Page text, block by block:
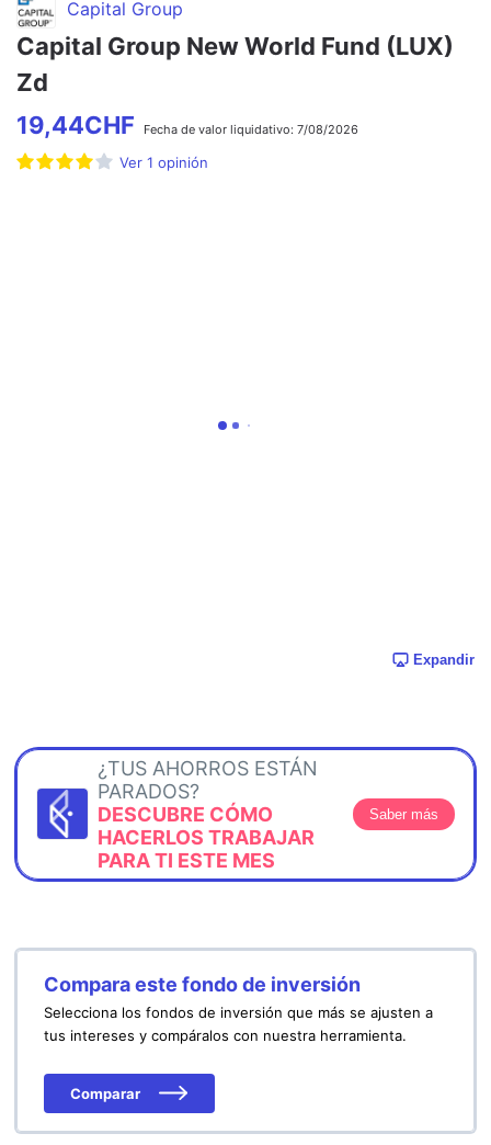
Capital Group
Capital Group New World Fund (LUX)
Zd
19,44CHF Fecha de valor liquidativo: 7/08/2026
Ver 1 opinión
Expandir
¿TUS AHORROS ESTÁN
PARADOS?
DESCUBRE CÓMO
HACERLOS TRABAJAR
PARA TI ESTE MES
Saber más
Compara este fondo de inversión
Selecciona los fondos de inversión que más se ajusten a
tus intereses y compáralos con nuestra herramienta.
Comparar